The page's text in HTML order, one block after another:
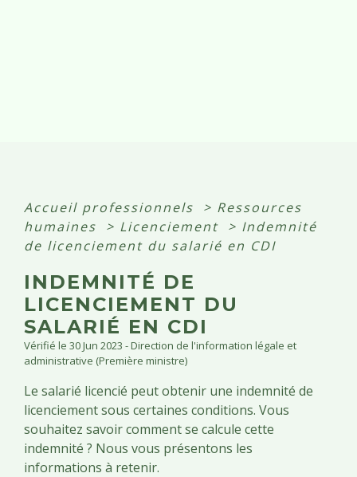
Accueil professionnels > Ressources
humaines
> Licenciement > Indemnité
de licenciement du salarié en CDI
INDEMNITÉ DE
LICENCIEMENT DU
SALARIÉ EN CDI
Vérifié le 30 Jun 2023 - Direction de l'information légale et
administrative (Première ministre)
Le salarié licencié peut obtenir une indemnité de
licenciement sous certaines conditions. Vous
souhaitez savoir comment se calcule cette
indemnité ? Nous vous présentons les
informations à retenir.